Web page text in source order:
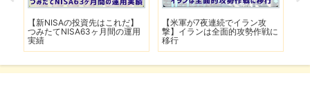
【新NISAの投資先はこれだ】
つみたてNISA63ヶ月間の運用
実績
【米軍が7夜連続でイラン攻
撃】イランは全面的攻勢作戦に
移行